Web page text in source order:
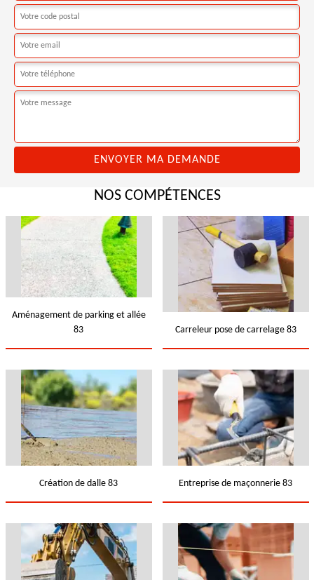
NOS COMPÉTENCES
Aménagement de parking et allée
83
Carreleur pose de carrelage 83
Création de dalle 83 Entreprise de maçonnerie 83